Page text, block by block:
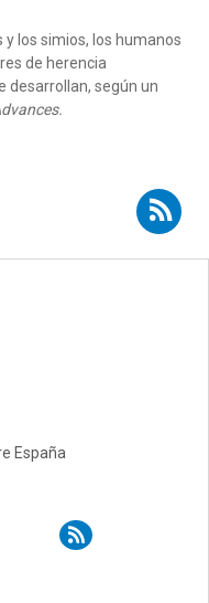
los simios, los humanos
de herencia
desarrollan, según un
Carles Lalueza-Fox
España